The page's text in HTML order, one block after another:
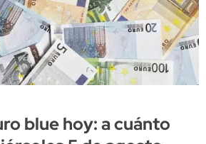
blue hoy: a cuánto